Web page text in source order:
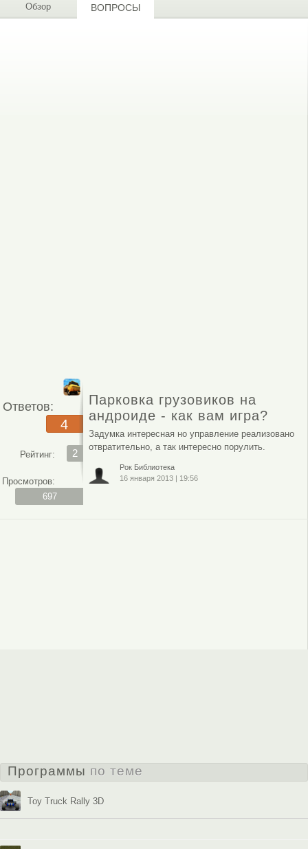
Обзор ВОПРОСЫ
Ответов:
4
Рейтинг: 2
Просмотров:
697
Парковка грузовиков на
андроиде - как вам игра?
Задумка интересная но управление реализовано
отвратительно, а так интересно порулить.
Рок Библиотека
16 января 2013| 19:56
Программы по теме
Toy Truck Rally 3D